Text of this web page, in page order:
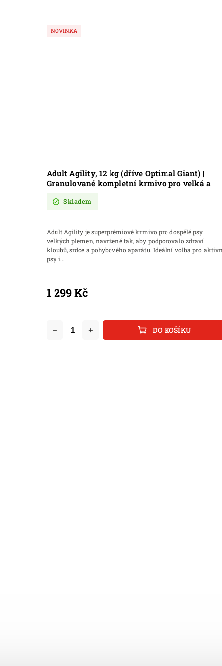
NOVINKA
Adult Agility, 12 kg (dříve Optimal Giant) |
Granulované kompletní krmivo pro velká a
Skladem
1 299 Kč
DO KOŠÍKU
Adult Agility je superprémiové krmivo pro dospělé psy
velkých plemen, navržené tak, aby podporovalo zdraví
kloubů, srdce a pohybového aparátu. Ideální volba pro
psy i...